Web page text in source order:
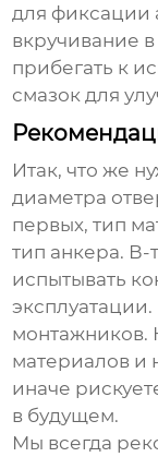
для фиксации
вкручивание
прибегать к
смазок для
Итак, что же
диаметра
первых, тип
тип анкера. В-
испытывать
монтажников.
материалов и
иначе
в будущем.
Мы всегда